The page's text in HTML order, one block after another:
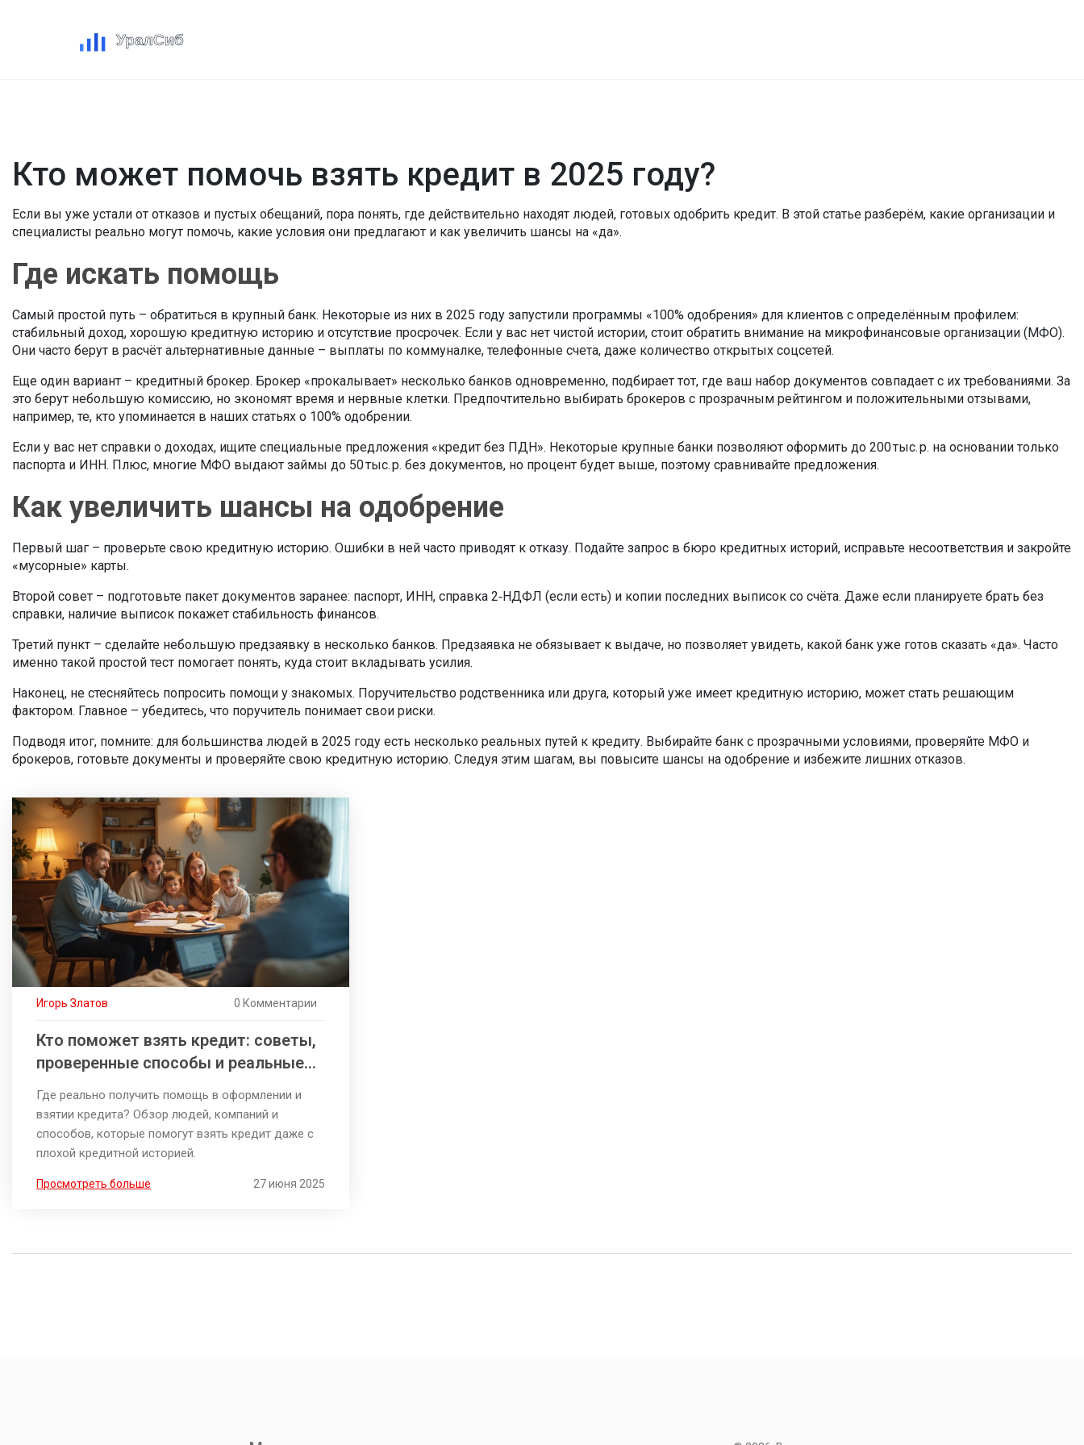
Кто может помочь взять кредит в 2025 году?
Если вы уже устали от отказов и пустых обещаний, пора понять, где действительно находят людей, готовых одобрить кредит. В этой статье разберём, какие организации и
специалисты реально могут помочь, какие условия они предлагают и как увеличить шансы на «да».
Где искать помощь
Самый простой путь – обратиться в крупный банк. Некоторые из них в 2025 году запустили программы «100% одобрения» для клиентов с определённым профилем:
стабильный доход, хорошую кредитную историю и отсутствие просрочек. Если у вас нет чистой истории, стоит обратить внимание на микрофинансовые организации (МФО).
Они часто берут в расчёт альтернативные данные – выплаты по коммуналке, телефонные счета, даже количество открытых соцсетей.
Еще один вариант – кредитный брокер. Брокер «прокалывает» несколько банков одновременно, подбирает тот, где ваш набор документов совпадает с их требованиями. За
это берут небольшую комиссию, но экономят время и нервные клетки. Предпочтительно выбирать брокеров с прозрачным рейтингом и положительными отзывами,
например, те, кто упоминается в наших статьях о 100% одобрении.
Если у вас нет справки о доходах, ищите специальные предложения «кредит без ПДН». Некоторые крупные банки позволяют оформить до 200 тыс. р. на основании только
паспорта и ИНН. Плюс, многие МФО выдают займы до 50 тыс. р. без документов, но процент будет выше, поэтому сравнивайте предложения.
Как увеличить шансы на одобрение
Первый шаг – проверьте свою кредитную историю. Ошибки в ней часто приводят к отказу. Подайте запрос в бюро кредитных историй, исправьте несоответствия и закройте
«мусорные» карты.
Второй совет – подготовьте пакет документов заранее: паспорт, ИНН, справка 2‑НДФЛ (если есть) и копии последних выписок со счёта. Даже если планируете брать без
справки, наличие выписок покажет стабильность финансов.
Третий пункт – сделайте небольшую предзаявку в несколько банков. Предзаявка не обязывает к выдаче, но позволяет увидеть, какой банк уже готов сказать «да». Часто
именно такой простой тест помогает понять, куда стоит вкладывать усилия.
Наконец, не стесняйтесь попросить помощи у знакомых. Поручительство родственника или друга, который уже имеет кредитную историю, может стать решающим
фактором. Главное – убедитесь, что поручитель понимает свои риски.
Подводя итог, помните: для большинства людей в 2025 году есть несколько реальных путей к кредиту. Выбирайте банк с прозрачными условиями, проверяйте МФО и
брокеров, готовьте документы и проверяйте свою кредитную историю. Следуя этим шагам, вы повысите шансы на одобрение и избежите лишних отказов.
Игорь Златов 0 Комментарии
Кто поможет взять кредит: советы,
проверенные способы и реальные
факты
Где реально получить помощь в оформлении и
взятии кредита? Обзор людей, компаний и
способов, которые помогут взять кредит даже с
плохой кредитной историей.
Просмотреть больше 27 июня 2025